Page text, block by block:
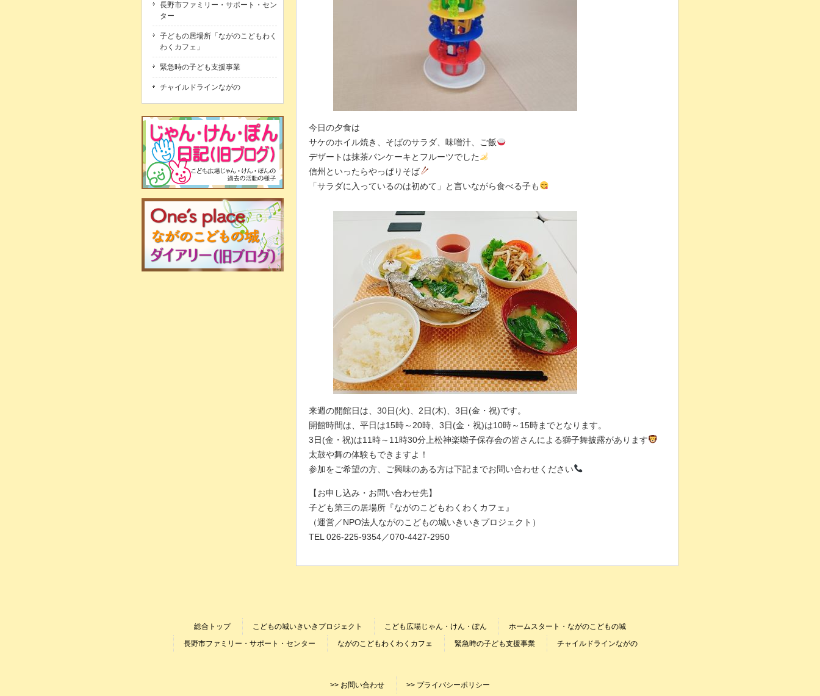
今日の夕食は
サケのホイル焼き、そばのサラダ、味噌汁、ご飯
デザートは抹茶パンケーキとフルーツでした
信州といったらやっぱりそば
「サラダに入っているのは初めて」と言いながら食べる子も
来週の開館日は、30日(火)、2日(木)、3日(金・祝)です。
開館時間は、平日は15時～20時、3日(金・祝)は10時～15時までとなります。
3日(金・祝)は11時～11時30分上松神楽囃子保存会の皆さんによる獅子舞披露があります
太鼓や舞の体験もできますよ！
参加をご希望の方、ご興味のある方は下記までお問い合わせください
【お申し込み・お問い合わせ先】
子ども第三の居場所『ながのこどもわくわくカフェ』
（運営／NPO法人ながのこどもの城いきいきプロジェクト）
TEL 026-225-9354／070-4427-2950
長野市ファミリー・サポート・セン
ター
子どもの居場所「ながのこどもわく
わくカフェ」
緊急時の子ども支援事業
チャイルドラインながの
総合トップ こどもの城いきいきプロジェクト こども広場じゃん・けん・ぽん
ホームスタート・ながのこどもの城
長野市ファミリー・サポート・センター
ながのこどもわくわくカフェ 緊急時の子ども支援事業 チャイルドラインながの
>> お問い合わせ >> プライバシーポリシー